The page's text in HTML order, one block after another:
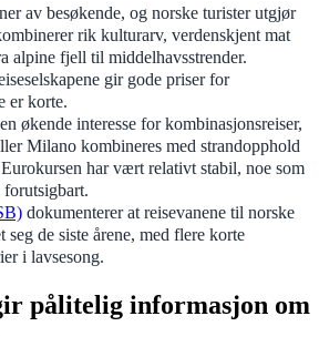
av besøkende, og norske turister utgjør
rik kulturarv, verdenskjent mat
alpine fjell til middelhavsstrender.
gir gode priser for
er korte.
økende interesse for kombinasjonsreiser,
Milano kombineres med strandopphold
har vært relativt stabil, noe som
dokumenterer at reisevanene til norske
de siste årene, med flere korte
i lavsesong.
pålitelig informasjon om